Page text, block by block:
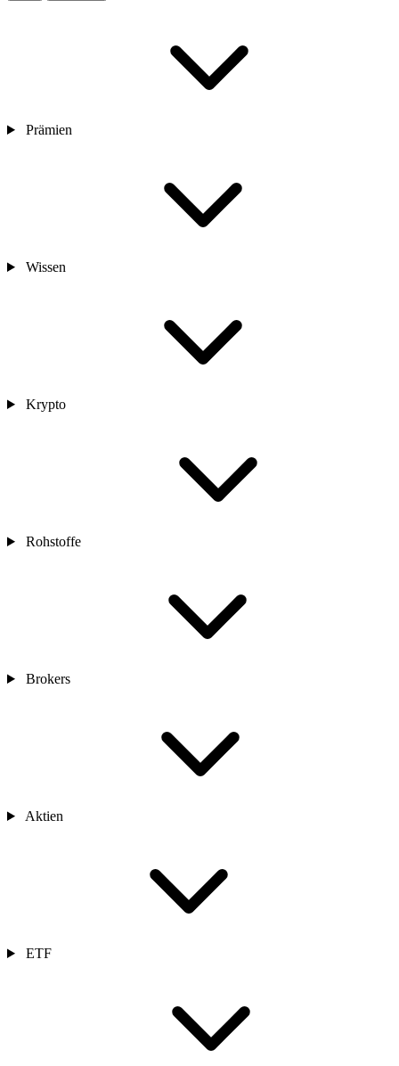
Prämien
Wissen
Krypto
Rohstoffe
Brokers
Aktien
ETF